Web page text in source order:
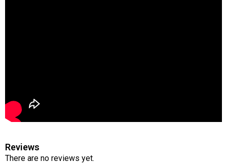
Reviews
There are no reviews yet.